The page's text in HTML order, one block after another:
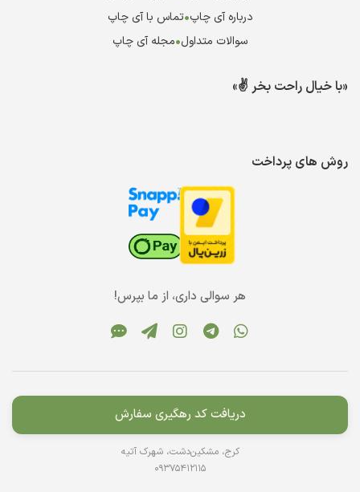
درباره آی چاپ•تماس با آی چاپ
سوالات متداول•مجله آی چاپ
«با خیال راحت بخر ✌️»
روش های پرداخت
هر سوالی داری، از ما بپرس!
دریافت کد رهگیری سفارش
کرج، مشکین‌دشت، شهرک آتیه
09375412115